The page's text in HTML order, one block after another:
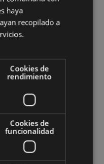
de sus
el mes de
haya
recopilado a
Cookies de
rendimiento
Cookies de
funcionalidad